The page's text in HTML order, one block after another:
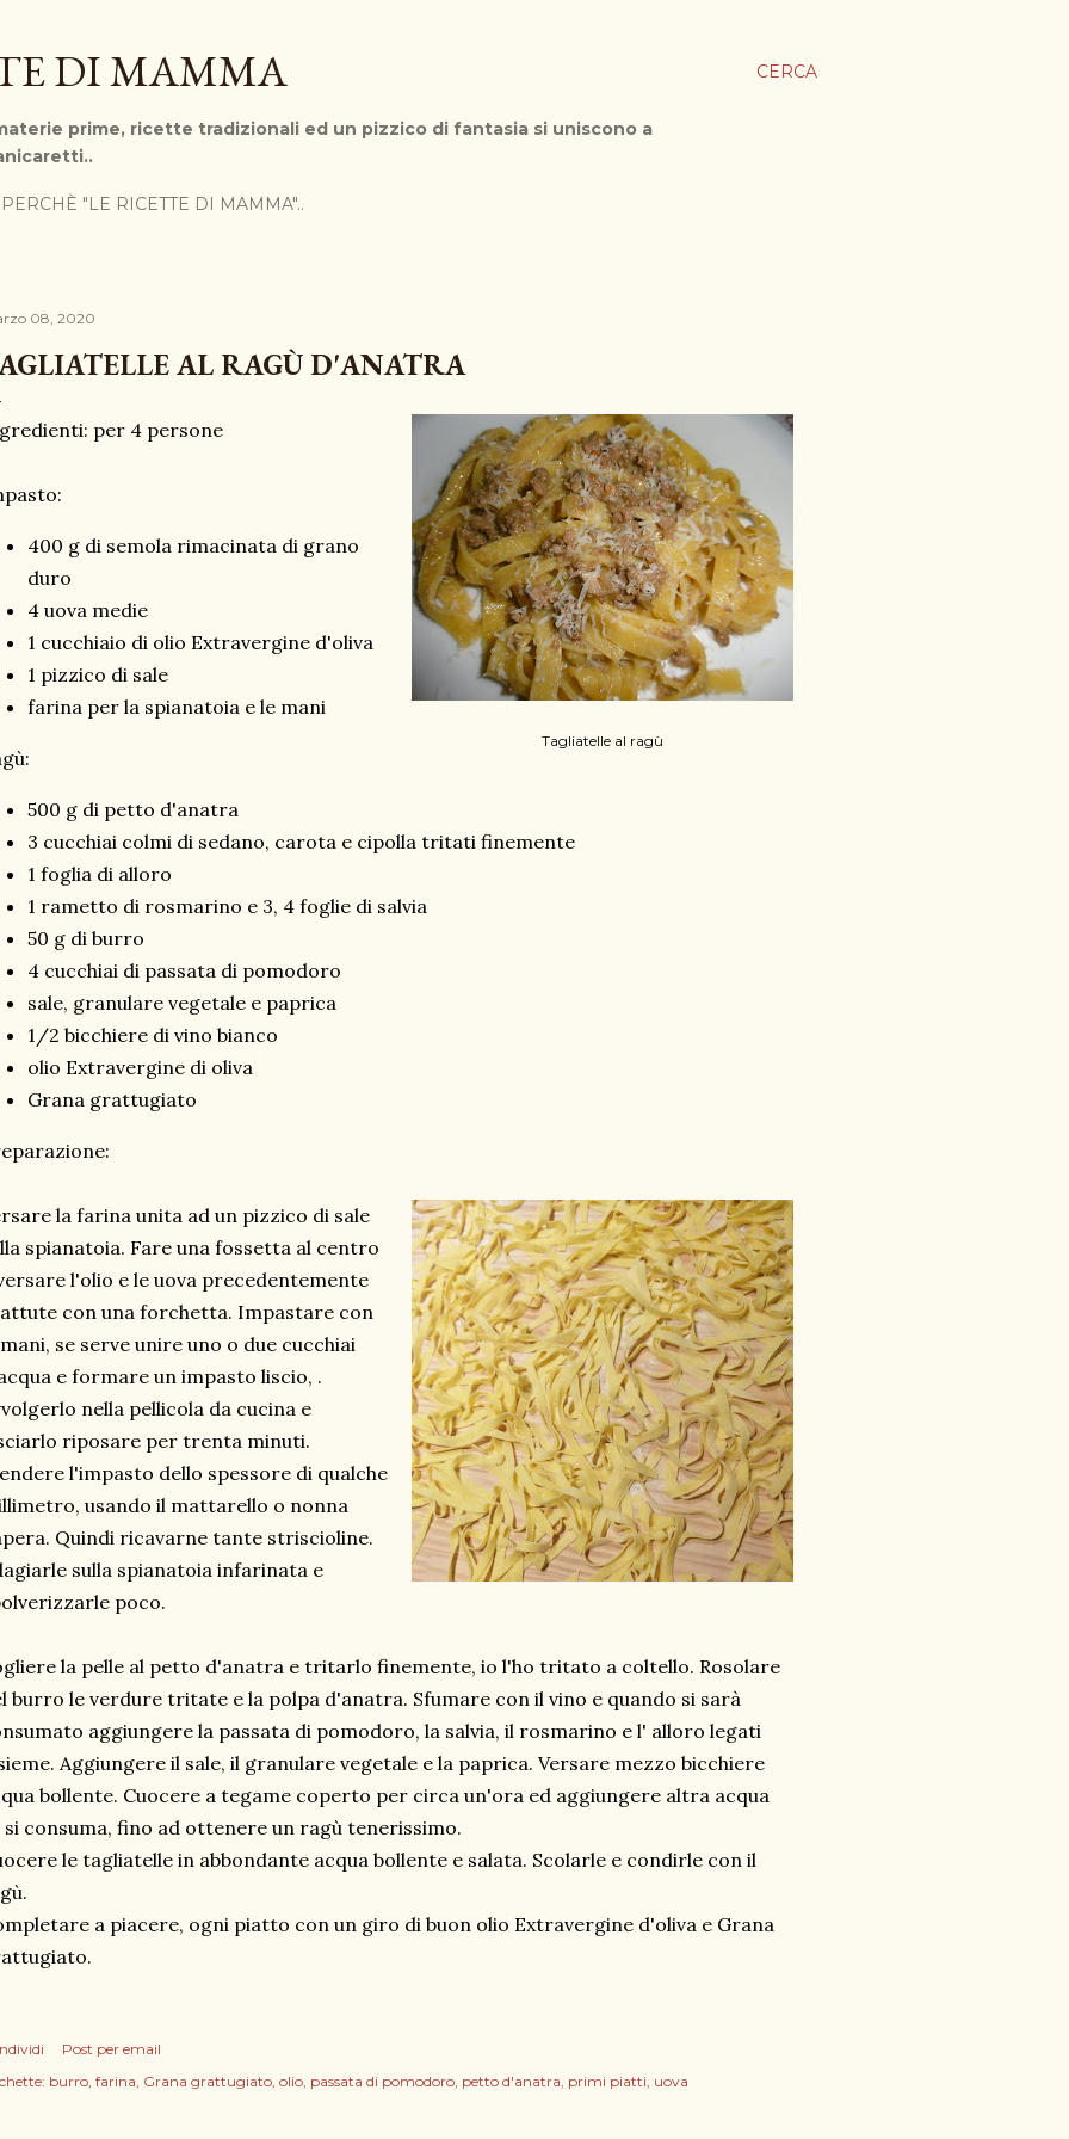
CERCA
DI MAMMA
prime, ricette tradizionali ed un pizzico di fantasia si uniscono a
PERCHÈ "LE RICETTE DI MAMMA"..
08, 2020
AL RAGÙ D'ANATRA
Tagliatelle al ragù
per 4 persone
400 g di semola rimacinata di grano
duro
4 uova medie
1 cucchiaio di olio Extravergine d'oliva
1 pizzico di sale
farina per la spianatoia e le mani
500 g di petto d'anatra
3 cucchiai colmi di sedano, carota e cipolla tritati finemente
1 foglia di alloro
1 rametto di rosmarino e 3, 4 foglie di salvia
50 g di burro
4 cucchiai di passata di pomodoro
sale, granulare vegetale e paprica
1/2 bicchiere di vino bianco
olio Extravergine di oliva
Grana grattugiato
la farina unita ad un pizzico di sale
spianatoia. Fare una fossetta al centro
l'olio e le uova precedentemente
con una forchetta. Impastare con
se serve unire uno o due cucchiai
e formare un impasto liscio, .
nella pellicola da cucina e
riposare per trenta minuti.
l'impasto dello spessore di qualche
usando il mattarello o nonna
Quindi ricavarne tante striscioline.
sulla spianatoia infarinata e
poco.
la pelle al petto d'anatra e tritarlo finemente, io l'ho tritato a coltello. Rosolare
burro le verdure tritate e la polpa d'anatra. Sfumare con il vino e quando si sarà
aggiungere la passata di pomodoro, la salvia, il rosmarino e l' alloro legati
Aggiungere il sale, il granulare vegetale e la paprica. Versare mezzo bicchiere
bollente. Cuocere a tegame coperto per circa un'ora ed aggiungere altra acqua
si consuma, fino ad ottenere un ragù tenerissimo.
le tagliatelle in abbondante acqua bollente e salata. Scolarle e condirle con il
a piacere, ogni piatto con un giro di buon olio Extravergine d'oliva e Grana
Post per email
burro farina Grana grattugiato olio passata di pomodoro petto d'anatra primi piatti uova